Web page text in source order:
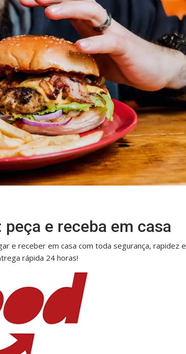
e receba em casa
e receber em casa com toda segurança, rapidez e
rápida 24 horas!